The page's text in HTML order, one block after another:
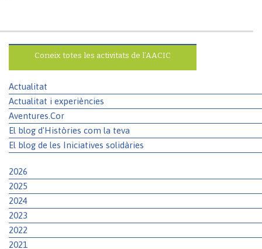
Coneix totes les activitats de l’AACIC
Actualitat
Actualitat i experiències
Aventures.Cor
El blog d'Històries com la teva
El blog de les Iniciatives solidàries
2026
2025
2024
2023
2022
2021